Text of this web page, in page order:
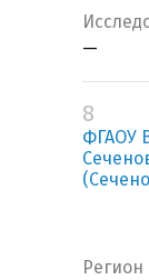
—
8
ФГАОУ
Регион